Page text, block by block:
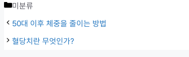
카
테
고
미분류
50대 이후 체중을 줄이는 방법
혈당치란 무엇인가?